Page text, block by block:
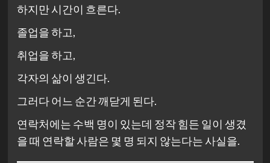
하지만 시간이 흐른다.
졸업을 하고,
취업을 하고,
각자의 삶이 생긴다.
그러다 어느 순간 깨닫게 된다.
연락처에는 수백 명이 있는데 정작 힘든 일이 생겼
을 때 연락할 사람은 몇 명 되지 않는다는 사실을.